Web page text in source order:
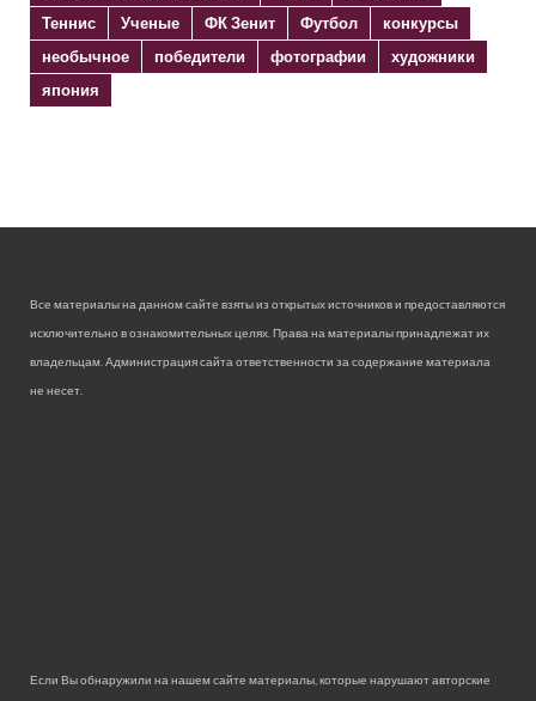
Теннис
Ученые ФК Зенит Футбол
конкурсы
необычное
победители фотографии
художники
япония
Все материалы на данном сайте взяты из открытых источников и предоставляются
исключительно в ознакомительных целях. Права на материалы принадлежат их
владельцам. Администрация сайта ответственности за содержание материала
не несет.
Если Вы обнаружили на нашем сайте материалы, которые нарушают авторские